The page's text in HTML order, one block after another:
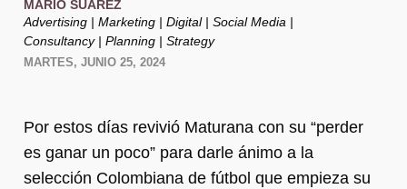
MARIO SUÁREZ
Advertising | Marketing | Digital | Social Media |
Consultancy | Planning | Strategy
MARTES, JUNIO 25, 2024
Por estos días revivió Maturana con su “perder
es ganar un poco” para darle ánimo a la
selección Colombiana de fútbol que empieza su